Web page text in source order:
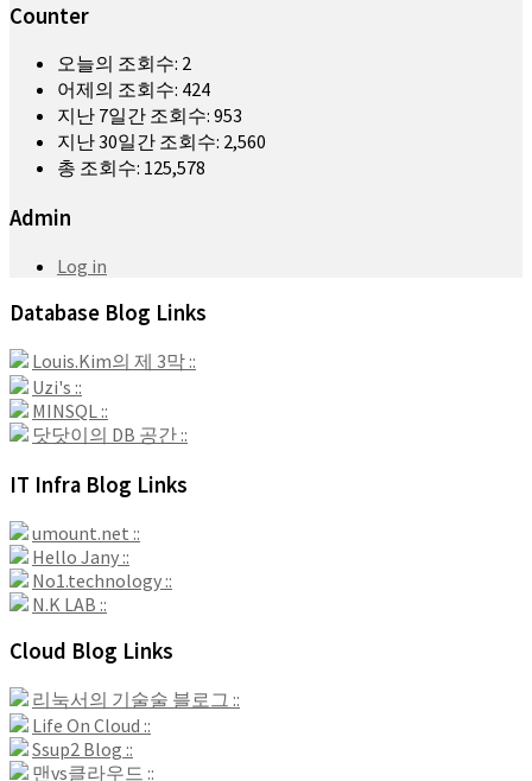
Counter
오늘의 조회수: 2
어제의 조회수: 424
지난 7일간 조회수: 953
지난 30일간 조회수: 2,560
총 조회수: 125,578
Admin
Log in
Database Blog Links
Louis.Kim의 제 3막 ::
Uzi's ::
MINSQL ::
닷닷이의 DB 공간 ::
IT Infra Blog Links
umount.net ::
Hello Jany ::
No1.technology ::
N.K LAB ::
Cloud Blog Links
리눅서의 기술술 블로그 ::
Life On Cloud ::
Ssup2 Blog ::
맨vs클라우드 ::